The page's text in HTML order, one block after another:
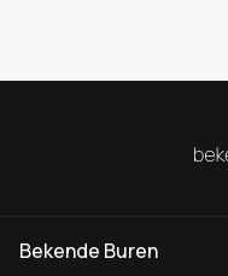
Bekende Buren